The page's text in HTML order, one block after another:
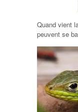
Quand vient
peuvent se